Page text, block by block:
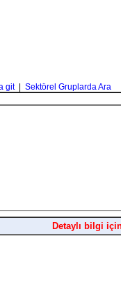
git| Sektörel Gruplarda Ara
Detaylı bilgi